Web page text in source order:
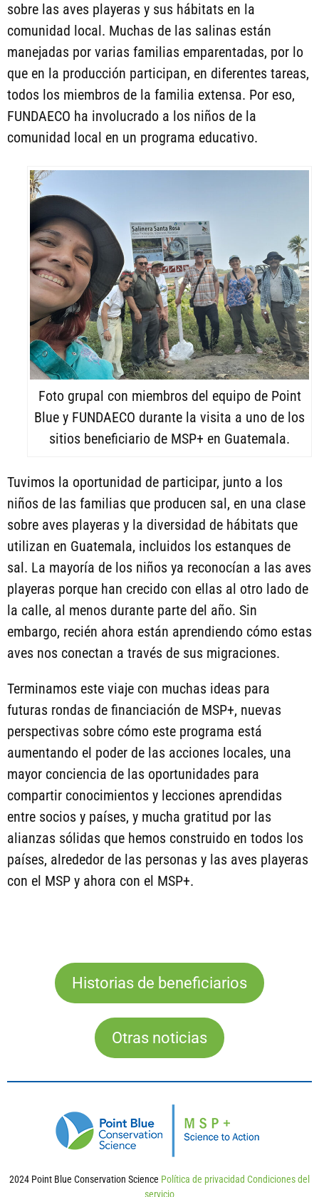
sobre las aves playeras y sus hábitats en la
comunidad local. Muchas de las salinas están
manejadas por varias familias emparentadas, por lo
que en la producción participan, en diferentes tareas,
todos los miembros de la familia extensa. Por eso,
FUNDAECO ha involucrado a los niños de la
comunidad local en un programa educativo.
Foto grupal con miembros del equipo de Point
Blue y FUNDAECO durante la visita a uno de los
sitios beneficiario de MSP+ en Guatemala.
Tuvimos la oportunidad de participar, junto a los
niños de las familias que producen sal, en una clase
sobre aves playeras y la diversidad de hábitats que
utilizan en Guatemala, incluidos los estanques de
sal. La mayoría de los niños ya reconocían a las aves
playeras porque han crecido con ellas al otro lado de
la calle, al menos durante parte del año. Sin
embargo, recién ahora están aprendiendo cómo estas
aves nos conectan a través de sus migraciones.
Terminamos este viaje con muchas ideas para
futuras rondas de financiación de MSP+, nuevas
perspectivas sobre cómo este programa está
aumentando el poder de las acciones locales, una
mayor conciencia de las oportunidades para
compartir conocimientos y lecciones aprendidas
entre socios y países, y mucha gratitud por las
alianzas sólidas que hemos construido en todos los
países, alrededor de las personas y las aves playeras
con el MSP y ahora con el MSP+.
Historias de beneficiarios
Otras noticias
2024 Point Blue Conservation Science Política de privacidad Condiciones del
servicio